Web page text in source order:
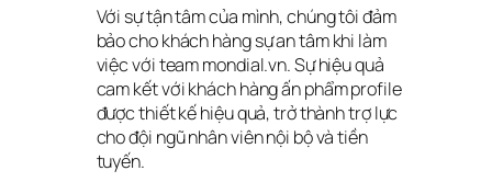
Với sự tận tâm của mình, chúng tôi đảm
bảo cho khách hàng sự an tâm khi làm
việc với team mondial.vn. Sự hiệu quả
cam kết với khách hàng ấn phẩm profile
được thiết kế hiệu quả, trở thành trợ lực
cho đội ngũ nhân viên nội bộ và tiền
tuyến.